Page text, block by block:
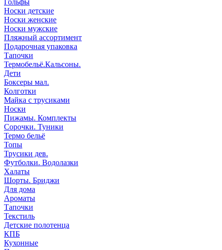
Гольфы
Носки детские
Носки женские
Носки мужские
Пляжный ассортимент
Подарочная упаковка
Тапочки
Термобельё.Кальсоны.
Дети
Боксеры мал.
Колготки
Майка с трусиками
Носки
Пижамы. Комплекты
Сорочки. Туники
Термо бельё
Топы
Трусики дев.
Футболки. Водолазки
Халаты
Шорты. Бриджи
Для дома
Ароматы
Тапочки
Текстиль
Детские полотенца
КПБ
Кухонные